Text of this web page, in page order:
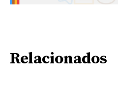
Relacionados